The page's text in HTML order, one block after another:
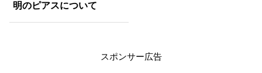
明のピアスについて
スポンサー広告